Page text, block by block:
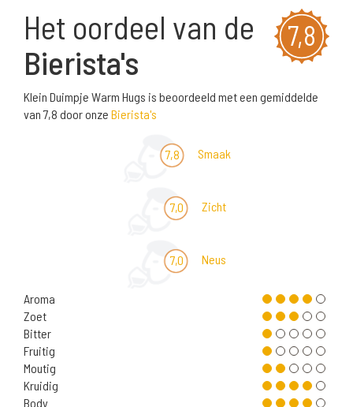
7,8
Het oordeel van de
Bierista's
Klein Duimpje Warm Hugs is beoordeeld met een gemiddelde
van 7,8 door onze Bierista's
7,8 Smaak
7,0 Zicht
7,0 Neus
Aroma
Zoet
Bitter
Fruitig
Moutig
Kruidig
Body